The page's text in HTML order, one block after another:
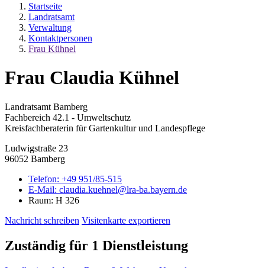
Startseite
Landratsamt
Verwaltung
Kontaktpersonen
Frau Kühnel
Frau Claudia Kühnel
Landratsamt Bamberg
Fachbereich 42.1 - Umweltschutz
Kreisfachberaterin für Gartenkultur und Landespflege
Ludwigstraße 23
96052 Bamberg
Telefon: +49 951/85-515
E-Mail: claudia.kuehnel@lra-ba.bayern.de
Raum: H 326
Nachricht schreiben Visitenkarte exportieren
Zuständig für 1 Dienstleistung